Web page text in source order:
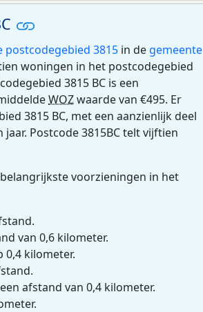
postcodegebied 3815 in de gemeente
woningen in het postcodegebied
3815 BC is een
WOZwaarde van €495. Er
3815 BC, met een aanzienlijk deel
Postcode 3815BC telt vijftien
voorzieningen in het
van 0,6 kilometer.
0,4 kilometer.
afstand van 0,4 kilometer.